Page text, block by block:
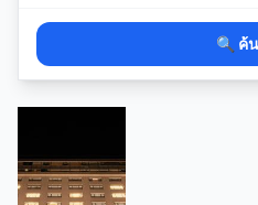
🔍 ค้